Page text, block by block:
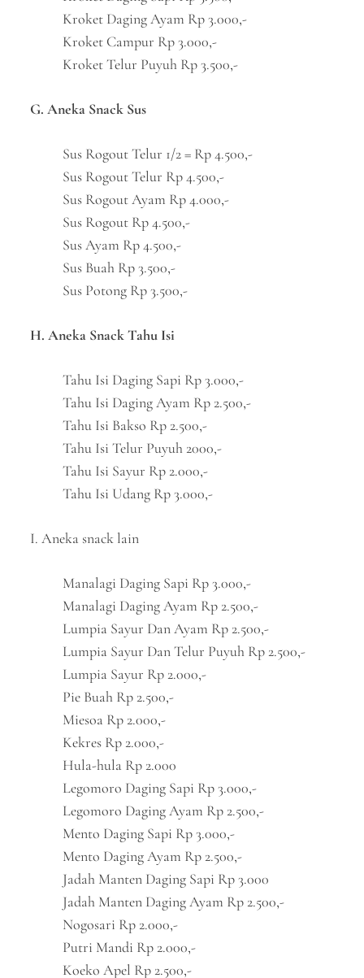
Kroket Daging Ayam Rp 3.000,-
Kroket Campur Rp 3.000,-
Kroket Telur Puyuh Rp 3.500,-
G. Aneka Snack Sus
Sus Rogout Telur 1/2 = Rp 4.500,-
Sus Rogout Telur Rp 4.500,-
Sus Rogout Ayam Rp 4.000,-
Sus Rogout Rp 4.500,-
Sus Ayam Rp 4.500,-
Sus Buah Rp 3.500,-
Sus Potong Rp 3.500,-
H. Aneka Snack Tahu Isi
Tahu Isi Daging Sapi Rp 3.000,-
Tahu Isi Daging Ayam Rp 2.500,-
Tahu Isi Bakso Rp 2.500,-
Tahu Isi Telur Puyuh 2000,-
Tahu Isi Sayur Rp 2.000,-
Tahu Isi Udang Rp 3.000,-
I. Aneka snack lain
Manalagi Daging Sapi Rp 3.000,-
Manalagi Daging Ayam Rp 2.500,-
Lumpia Sayur Dan Ayam Rp 2.500,-
Lumpia Sayur Dan Telur Puyuh Rp 2.500,-
Lumpia Sayur Rp 2.000,-
Pie Buah Rp 2.500,-
Miesoa Rp 2.000,-
Kekres Rp 2.000,-
Hula-hula Rp 2.000
Legomoro Daging Sapi Rp 3.000,-
Legomoro Daging Ayam Rp 2.500,-
Mento Daging Sapi Rp 3.000,-
Mento Daging Ayam Rp 2.500,-
Jadah Manten Daging Sapi Rp 3.000
Jadah Manten Daging Ayam Rp 2.500,-
Nogosari Rp 2.000,-
Putri Mandi Rp 2.000,-
Koeko Apel Rp 2.500,-